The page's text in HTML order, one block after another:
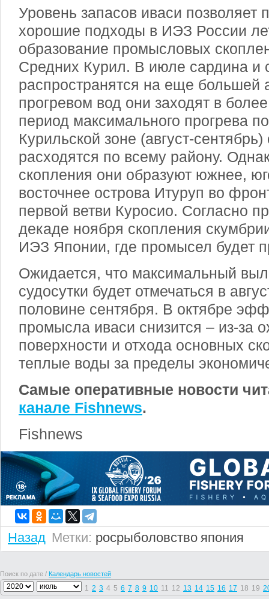
Уровень запасов иваси позволяет
хорошие подходы в ИЭЗ России
образование промысловых
Средних Курил. В июле сардина и
распространятся на еще большей
прогревом вод они заходят в
период максимального прогрева
Курильской зоне (август-
расходятся по всему району.
скопления они образуют южнее,
восточнее острова Итуруп во
первой ветви Куросио. Согласно
декаде ноября скопления
ИЭЗ Японии, где промысел будет
Ожидается, что максимальный
судосутки будет отмечаться в
половине сентября. В октябре
промысла иваси снизится – из-за
поверхности и отхода основных
теплые воды за пределы
Самые оперативные новости
канале Fishnews.
Fishnews
Назад Метки: росрыболовство япония
Поиск по дате / Календарь новостей
1 2 3 4 5 6 7 8 9 10 11 12 13 14 15 16 17 18 19